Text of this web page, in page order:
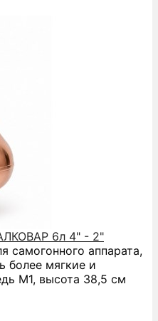
6л 4" - 2"
самогонного аппарата,
более мягкие и
М1, высота 38,5 см